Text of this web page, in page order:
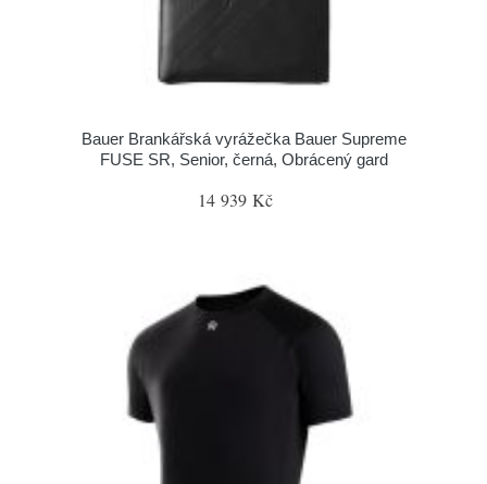
Bauer Brankářská vyrážečka Bauer Supreme
FUSE SR, Senior, černá, Obrácený gard
14 939 Kč